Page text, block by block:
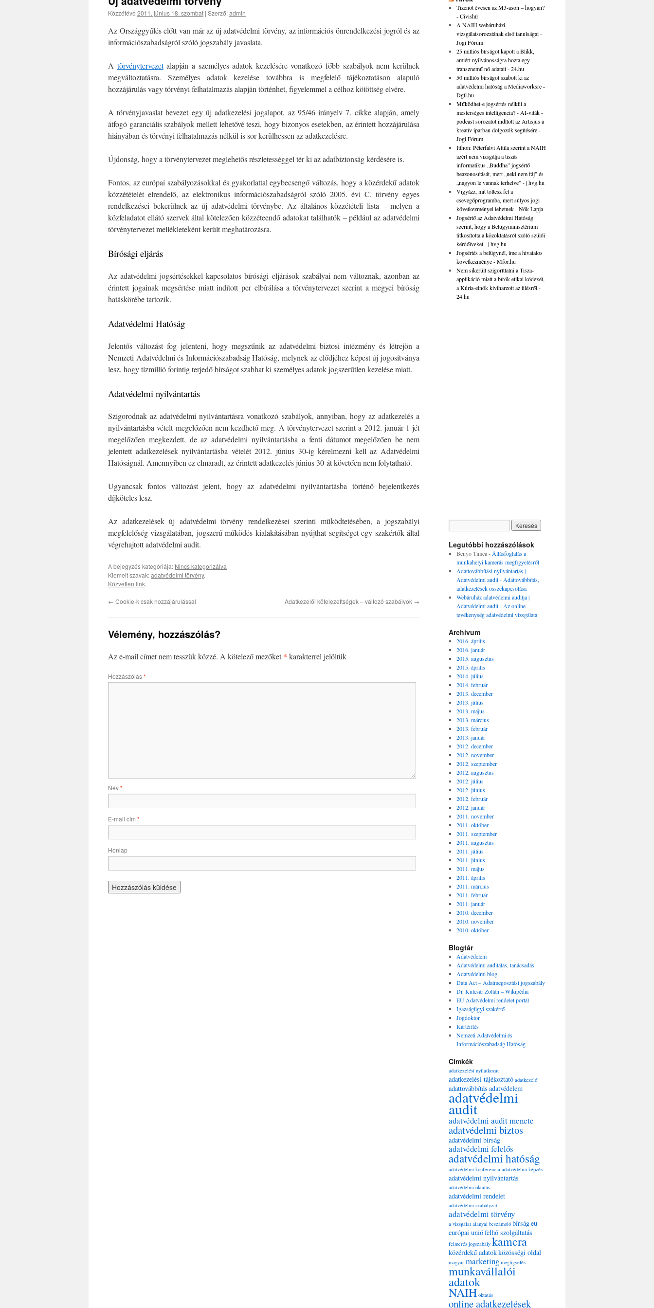
Közzétéve 2011. június 18. szombat | Szerző:admin
Az Országgyűlés előtt van már az új adatvédelmi törvény, az információs önrendelkezési jogról és az
információszabadságról szóló jogszabály javaslata.
A törvénytervezetalapján a személyes adatok kezelésére vonatkozó főbb szabályok nem kerülnek
megváltoztatásra. Személyes adatok kezelése továbbra is megfelelő tájékoztatáson alapuló
hozzájárulás vagy törvényi felhatalmazás alapján történhet, figyelemmel a célhoz kötöttség elvére.
A törvényjavaslat bevezet egy új adatkezelési jogalapot, az 95/46 irányelv 7. cikke alapján, amely
átfogó garanciális szabályok mellett lehetővé teszi, hogy bizonyos esetekben, az érintett hozzájárulása
hiányában és törvényi felhatalmazás nélkül is sor kerülhessen az adatkezelésre.
Újdonság, hogy a törvénytervezet meglehetős részletességgel tér ki az adatbiztonság kérdésére is.
Fontos, az európai szabályozásokkal és gyakorlattal egybecsengő változás, hogy a közérdekű adatok
közzétételét elrendelő, az elektronikus információszabadságról szóló 2005. évi C. törvény egyes
rendelkezései bekerülnek az új adatvédelmi törvénybe. Az általános közzétételi lista – melyen a
közfeladatot ellátó szervek által kötelezően közzéteendő adatokat találhatók – például az adatvédelmi
törvénytervezet mellékleteként került meghatározásra.
Bírósági eljárás
Az adatvédelmi jogsértésekkel kapcsolatos bírósági eljárások szabályai nem változnak, azonban az
érintett jogainak megsértése miatt indított per elbírálása a törvénytervezet szerint a megyei bíróság
hatáskörébe tartozik.
Adatvédelmi Hatóság
Jelentős változást fog jelenteni, hogy megszűnik az adatvédelmi biztosi intézmény és létrejön a
Nemzeti Adatvédelmi és Információszabadság Hatóság, melynek az elődjéhez képest új jogosítványa
lesz, hogy tízmillió forintig terjedő bírságot szabhat ki személyes adatok jogszerűtlen kezelése miatt.
Adatvédelmi nyilvántartás
Szigorodnak az adatvédelmi nyilvántartásra vonatkozó szabályok, annyiban, hogy az adatkezelés a
nyilvántartásba vételt megelőzően nem kezdhető meg. A törvénytervezet szerint a 2012. január 1-jét
megelőzően megkezdett, de az adatvédelmi nyilvántartásba a fenti dátumot megelőzően be nem
jelentett adatkezelések nyilvántartásba vételét 2012. június 30-ig kérelmezni kell az Adatvédelmi
Hatóságnál. Amennyiben ez elmaradt, az érintett adatkezelés június 30-át követően nem folytatható.
Ugyancsak fontos változást jelent, hogy az adatvédelmi nyilvántartásba történő bejelentkezés
díjköteles lesz.
Az adatkezelések új adatvédelmi törvény rendelkezései szerinti működtetésében, a jogszabályi
megfelelőség vizsgálatában, jogszerű működés kialakításában nyújthat segítséget egy szakértők által
végrehajtott adatvédelmi audit.
A bejegyzés kategóriája: Nincs kategorizálva
Kiemelt szavak:adatvédelmi törvény.
Közvetlen link.
← Cookie-k csak hozzájárulással Adatkezelői kötelezettségek – változó szabályok →
Vélemény, hozzászólás?
Az e-mail címet nem tesszük közzé. A kötelező mezőket* karakterrel jelöltük
Hozzászólás*
Név*
E-mail cím *
Honlap
Tizenöt évesen az M3-ason – hogyan?
- Civishír
A NAIH webáruházi
vizsgálatsorozatának első tanulságai -
Jogi Fórum
25 milliós bírságot kapott a Blikk,
amiért nyilvánosságra hozta egy
transznemű nő adatait - 24.hu
50 milliós bírságot szabott ki az
adatvédelmi hatóság a Mediaworksre -
Dgtl.hu
Működhet-e jogsértés nélkül a
mesterséges intelligencia? - AI-viták -
podcast sorozatot indított az Artisjus a
kreatív iparban dolgozók segítésére -
Jogi Fórum
Itthon: Péterfalvi Attila szerint a NAIH
azért nem vizsgálja a tiszás
informatikus „Buddha” jogsértő
beazonosítását, mert „neki nem fáj” és
„nagyon le vannak terhelve” - | hvg.hu
Vigyázz, mit töltesz fel a
csevegőprogramba, mert súlyos jogi
következményei lehetnek - Nők Lapja
Jogsértő az Adatvédelmi Hatóság
szerint, hogy a Belügyminisztérium
titkosította a közoktatásról szóló szülői
kérdőíveket - | hvg.hu
Jogsértés a belügynél, íme a hivatalos
következménye - Mfor.hu
Nem sikerült szigoríttatni a Tisza-
applikáció miatt a bírók etikai kódexét,
a Kúria-elnök kiviharzott az ülésről -
24.hu
Legutóbbi hozzászólások
Benyo Timea- Állásfoglalás a
munkahelyi kamerás megfigyelésről
Adattovábbítási nyilvántartás |
Adatvédelmi audit- Adattovábbítás,
adatkezelések összekapcsolása
Webáruház adatvédelmi auditja |
Adatvédelmi audit- Az online
tevékenység adatvédelmi vizsgálata
Archívum
2016. április
2016. január
2015. augusztus
2015. április
2014. július
2014. február
2013. december
2013. július
2013. május
2013. március
2013. február
2013. január
2012. december
2012. november
2012. szeptember
2012. augusztus
2012. július
2012. június
2012. február
2012. január
2011. november
2011. október
2011. szeptember
2011. augusztus
2011. július
2011. június
2011. május
2011. április
2011. március
2011. február
2011. január
2010. december
2010. november
2010. október
Blogtár
Adatvédelem
Adatvédelmi auditálás, tanácsadás
Adatvédelmi blog
Data Act – Adatmegosztási jogszabály
Dr. Kulcsár Zoltán – Wikipédia
EU Adatvédelmi rendelet portál
Igazságügyi szakértő
Jogdoktor
Kártérítés
Nemzeti Adatvédelmi és
Információszabadság Hatóság
Címkék
adatkezelési nyilatkozat
adatkezelési tájékoztató adatkezelő
adattovábbítás adatvédelem
adatvédelmi
audit
adatvédelmi audit menete
adatvédelmi biztos
adatvédelmi bírság
adatvédelmi felelős
adatvédelmi hatóság
adatvédelmi konferencia adatvédelmi képzés
adatvédelmi nyilvántartás
adatvédelmi oktatás
adatvédelmi rendelet
adatvédelmi szabályzat
adatvédelmi törvény
a vizsgálat alanyai beszámoló bírságeu
európai uniófelhő szolgáltatás
felmérés jogszabály kamera
közérdekű adatokközösségi oldal
magyar marketing megfigyelés
munkavállalói
adatok
NAIH oktatás
online adatkezelések